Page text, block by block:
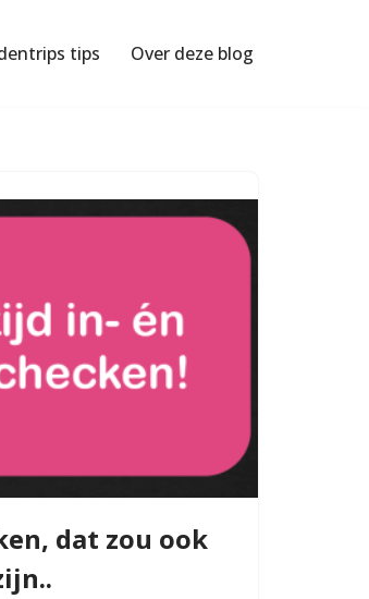
tips Over deze blog
dat zou ook